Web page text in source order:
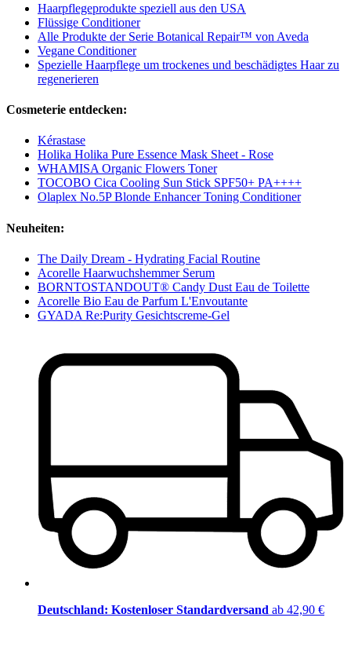
Haarpflegeprodukte speziell aus den USA
Flüssige Conditioner
Alle Produkte der Serie Botanical Repair™ von Aveda
Vegane Conditioner
Spezielle Haarpflege um trockenes und beschädigtes Haar zu
regenerieren
Cosmeterie entdecken:
Kérastase
Holika Holika Pure Essence Mask Sheet - Rose
WHAMISA Organic Flowers Toner
TOCOBO Cica Cooling Sun Stick SPF50+ PA++++
Olaplex No.5P Blonde Enhancer Toning Conditioner
Neuheiten:
The Daily Dream - Hydrating Facial Routine
Acorelle Haarwuchshemmer Serum
BORNTOSTANDOUT® Candy Dust Eau de Toilette
Acorelle Bio Eau de Parfum L'Envoutante
GYADA Re:Purity Gesichtscreme-Gel
Deutschland: Kostenloser Standardversand ab 42,90 €